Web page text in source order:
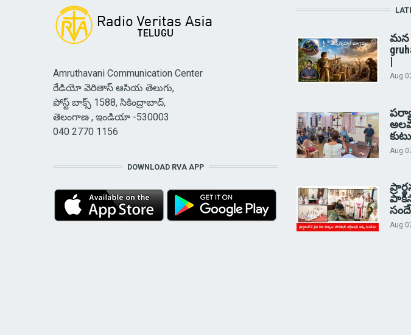
Amruthavani Communication Center
రేడియో వెరితాస్ ఆసియ తెలుగు,
పోస్ట్ బాక్స్ 1588, సికింద్రాబాద్,
తెలంగాణ , ఇండియా -530003
040 2770 1156
DOWNLOAD RVA APP
మన
|
Aug
Aug
Aug